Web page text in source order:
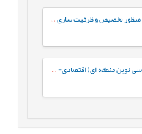
ارائه یک مدل چندهدفه به منظور تخصیص و ظرفیت سازی مراکز بازیافت پساب صنعتی با هدف حداقل کردن میزان حمل ونقل و بیشینه نمودن میزان تولید آب قابل بازیافت
برایند ارزش آفرینی دیپلماسی نوین منطقه ای( اقتصادی- سیاسی) جمهوری اسلامی ایران در اوراسیا (عضویت، اهداف، فرصت ها، چالش ها)